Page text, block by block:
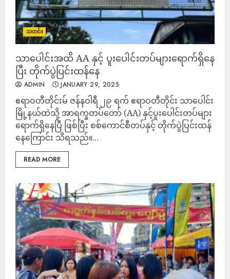
သတင်း
သာပေါင်းအထိ AA နှင့် ပူးပေါင်းတပ်များရောက်ရှိနေ
ပြီး တိုက်ပွဲပြင်းထန်နေ
ADMIN JANUARY 29, 2025
ဧရာဝတီတိုင်းမ် ဇန်နဝါရီ ၂၉ ရက် ဧရာဝတီတိုင်း သာပေါင်း
မြို့နယ်ထဲသို့ အာရက္ခတပ်တော် (AA) နှင့်ပူးပေါင်းတပ်များ
ရောက်ရှိနေပြီ ဖြစ်ပြီး စစ်ကောင်စီတပ်နှင့် တိုက်ပွဲပြင်းထန်
နေကြောင်း သိရသည်။...
READ MORE